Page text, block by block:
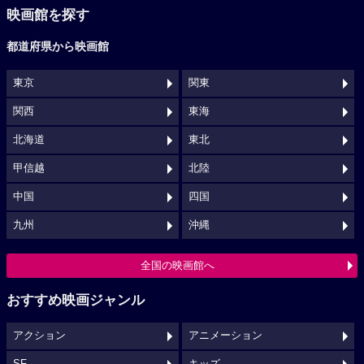
映画館を探す
都道府県から映画館
東京 関東
関西 東海
北海道 東北
甲信越 北陸
中国 四国
九州 沖縄
全国の映画館へ
おすすめ映画ジャンル
アクション アニメーション